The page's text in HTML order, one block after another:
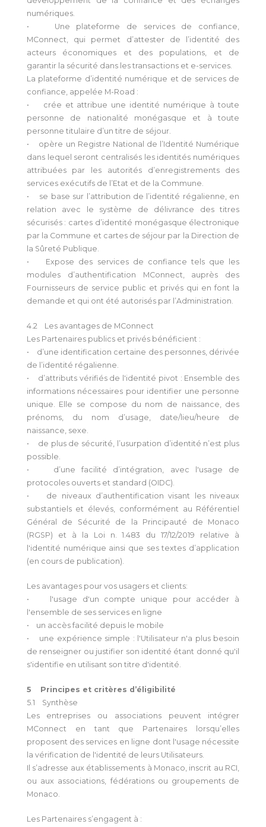
numériques.
• Une plateforme de services de confiance,
MConnect, qui permet d’attester de l’identité des
acteurs économiques et des populations, et de
garantir la sécurité dans les transactions et e-services.
La plateforme d’identité numérique et de services de
confiance, appelée M-Road :
• crée et attribue une identité numérique à toute
personne de nationalité monégasque et à toute
personne titulaire d’un titre de séjour.
• opère un Registre National de l’Identité Numérique
dans lequel seront centralisés les identités numériques
attribuées par les autorités d’enregistrements des
services exécutifs de l’Etat et de la Commune.
• se base sur l’attribution de l’identité régalienne, en
relation avec le système de délivrance des titres
sécurisés : cartes d’identité monégasque électronique
par la Commune et cartes de séjour par la Direction de
la Sûreté Publique.
• Expose des services de confiance tels que les
modules d’authentification MConnect, auprès des
Fournisseurs de service public et privés qui en font la
demande et qui ont été autorisés par l’Administration.
4.2 Les avantages de MConnect
Les Partenaires publics et privés bénéficient :
• d’une identification certaine des personnes, dérivée
de l’identité régalienne.
• d’attributs vérifiés de l'identité pivot : Ensemble des
informations nécessaires pour identifier une personne
unique. Elle se compose du nom de naissance, des
prénoms, du nom d’usage, date/lieu/heure de
naissance, sexe.
• de plus de sécurité, l’usurpation d’identité n’est plus
possible.
• d’une facilité d’intégration, avec l'usage de
protocoles ouverts et standard (OIDC).
• de niveaux d’authentification visant les niveaux
substantiels et élevés, conformément au Référentiel
Général de Sécurité de la Principauté de Monaco
(RGSP) et à la Loi n. 1.483 du 17/12/2019 relative à
l'identité numérique ainsi que ses textes d’application
(en cours de publication).
Les avantages pour vos usagers et clients:
• l'usage d'un compte unique pour accéder à
l'ensemble de ses services en ligne
• un accès facilité depuis le mobile
• une expérience simple : l'Utilisateur n'a plus besoin
de renseigner ou justifier son identité étant donné qu'il
s'identifie en utilisant son titre d'identité.
5 Principes et critères d’éligibilité
5.1 Synthèse
Les entreprises ou associations peuvent intégrer
MConnect en tant que Partenaires lorsqu’elles
proposent des services en ligne dont l'usage nécessite
la vérification de l'identité de leurs Utilisateurs.
Il s’adresse aux établissements à Monaco, inscrit au RCI,
ou aux associations, fédérations ou groupements de
Monaco.
Les Partenaires s’engagent à :